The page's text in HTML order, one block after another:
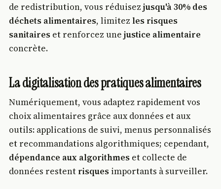
de redistribution, vous réduisezjusqu'à 30% des
déchets alimentaires, limitezles risques
sanitaires et renforcez unejustice alimentaire
concrète.
La digitalisation des pratiques alimentaires
Numériquement, vous adaptez rapidement vos
choix alimentaires grâce aux données et aux
outils: applications de suivi, menus personnalisés
et recommandations algorithmiques; cependant,
dépendance aux algorithmes et collecte de
données restent risques importants à surveiller.